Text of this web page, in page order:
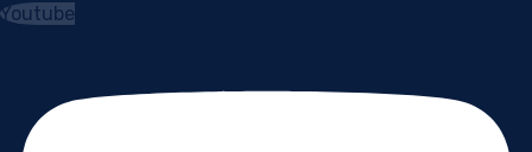
Youtube